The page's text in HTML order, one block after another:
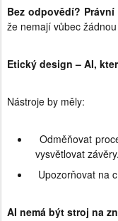
Bez odpovědí? Právní
že nemají vůbec
Etický design – AI,
Nástroje by měly:
Odměňovat
vysvětlovat závěry.
Upozorňovat na
AI nemá být stroj na